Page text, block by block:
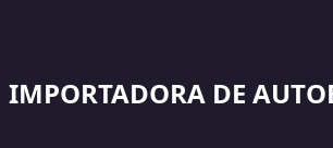
IMPORTADORA DE